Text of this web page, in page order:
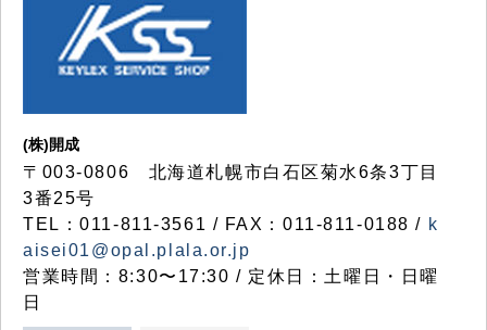
(株)開成
〒003-0806 北海道札幌市白石区菊水6条3丁目
3番25号
TEL：011-811-3561 / FAX：011-811-0188 / k
aisei01@opal.plala.or.jp
営業時間：8:30〜17:30 / 定休日：土曜日・日曜
日